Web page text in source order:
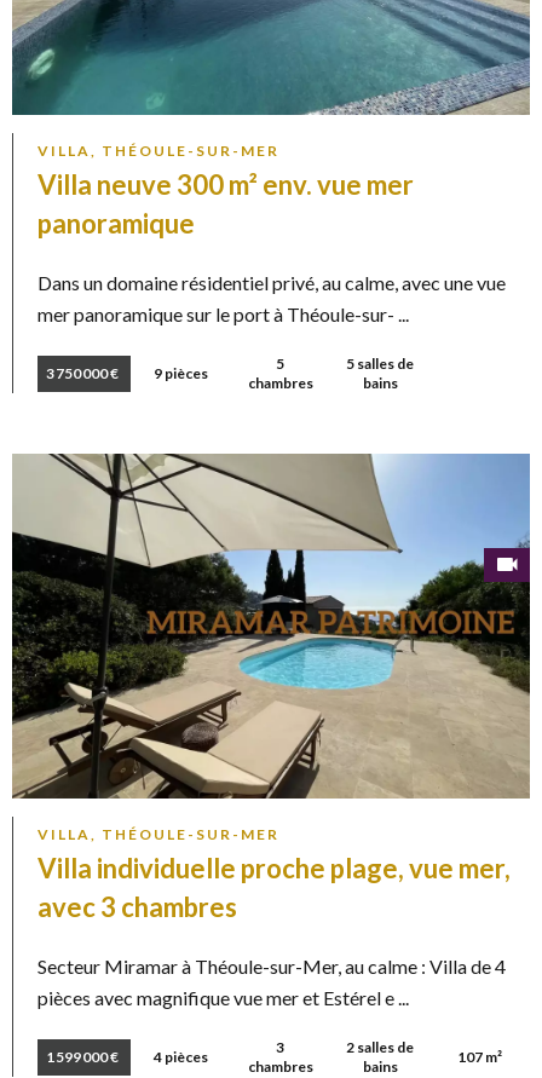
VILLA, THÉOULE-SUR-MER
Villa neuve 300 m² env. vue mer
panoramique
Dans un domaine résidentiel privé, au calme, avec une vue
mer panoramique sur le port à Théoule-sur- ...
3 750 000 € 9 pièces
5
chambres
5 salles de
bains
VILLA, THÉOULE-SUR-MER
Villa individuelle proche plage, vue mer,
avec 3 chambres
Secteur Miramar à Théoule-sur-Mer, au calme : Villa de 4
pièces avec magnifique vue mer et Estérel e ...
1 599 000 € 4 pièces
3
chambres
2 salles de
bains
107 m²